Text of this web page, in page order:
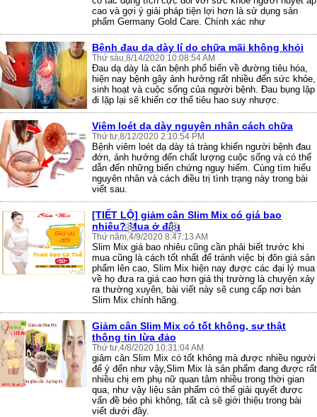
cao và gợi ý giải pháp tiện lợi hơn là sử dụng sản
phẩm Germany Gold Care. Chính xác như
Bệnh đau dạ dày lí do chữa mãi không khỏi
Thứ sáu,8/14/2020 10:08:54 AM
Đau dạ dày là căn bệnh phổ biến về đường tiêu hóa,
hiện nay bệnh gây ảnh hưởng rất nhiều đến sức khỏe,
sinh hoạt và cuộc sống của người bệnh. Đau bụng lặp
đi lặp lại sẽ khiến cơ thể tiêu hao suy nhược.
Viêm loét dạ dày nguyên nhân cách chữa
Thứ tư,8/12/2020 2:10:54 PM
Bệnh viêm loét dạ dày tá tràng khiến người bệnh đau
đớn, ảnh hưởng đến chất lượng cuộc sống và có thể
dẫn đến những biến chứng nguy hiểm. Cùng tìm hiểu
nguyên nhân và cách điều trị tình trạng này trong bài
viết sau.
[TIẾT LỘ] giảm cân Slim Mix có giá bao
nhiêu? Mua ở đâu
Thứ năm,4/9/2020 8:47:13 AM
Slim Mix giá bao nhiêu cũng cần phải biết trước khi
mua cũng là cách tốt nhất để tránh việc bị đôn giá sản
phẩm lên cao, Slim Mix hiện nay được các đại lý mua
về họ đưa ra giá cao hơn giá thị trường là chuyện xảy
ra thường xuyên, bài viết này sẽ cung cấp nơi bán
Slim Mix chính hãng.
Giảm cân Slim Mix có tốt không, sự thật
thông tin lừa đảo
Thứ tư,4/8/2020 10:31:04 AM
giảm cân Slim Mix có tốt không mà được nhiều người
để ý đến như vậy,Slim Mix là sản phẩm đang được rất
nhiều chị em phụ nữ quan tâm nhiều trong thời gian
qua, như vậy liệu sản phẩm có thể giải quyết được
vấn đề béo phì không, tất cả sẽ giới thiệu trong bài
viết dưới đây.